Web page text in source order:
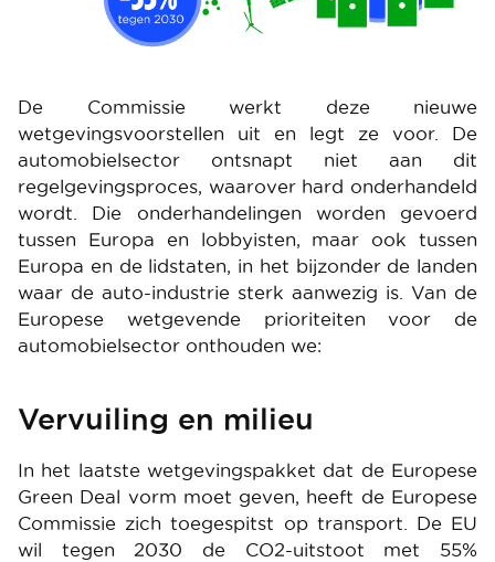
De Commissie werkt deze nieuwe
wetgevingsvoorstellen uit en legt ze voor. De
automobielsector ontsnapt niet aan dit
regelgevingsproces, waarover hard onderhandeld
wordt. Die onderhandelingen worden gevoerd
tussen Europa en lobbyisten, maar ook tussen
Europa en de lidstaten, in het bijzonder de landen
waar de auto-industrie sterk aanwezig is. Van de
Europese wetgevende prioriteiten voor de
automobielsector onthouden we:
Vervuiling en milieu
In het laatste wetgevingspakket dat de Europese
Green Deal vorm moet geven, heeft de Europese
Commissie zich toegespitst op transport. De EU
wil tegen 2030 de CO2-uitstoot met 55%